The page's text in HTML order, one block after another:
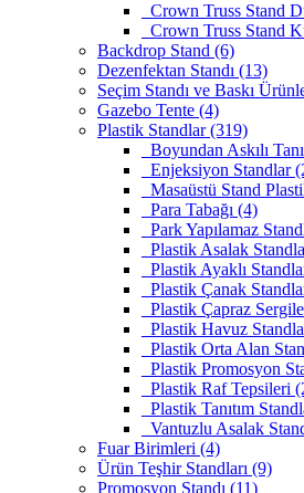
Crown Truss Stand
Crown Truss Stand
Backdrop Stand (6)
Dezenfektan Standı (13)
Seçim Standı ve Baskı
Gazebo Tente (4)
Plastik Standlar (319)
Boyundan Askılı
Enjeksiyon Standlar
Masaüstü Stand
Para Tabağı (4)
Park Yapılamaz
Plastik Asalak
Plastik Ayaklı
Plastik Çanak
Plastik Çapraz
Plastik Havuz
Plastik Orta Alan
Plastik Promosyon
Plastik Raf Tepsileri
Plastik Tanıtım
Vantuzlu Asalak
Fuar Birimleri (4)
Ürün Teşhir Standları (9)
Promosyon Standı (11)